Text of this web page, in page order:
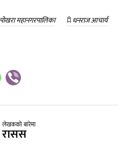
पोखरा महानगरपालिका
धनराज आचार्य
लेखकको बारेमा
रासस